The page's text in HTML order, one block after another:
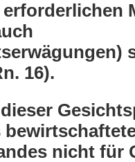
16).
nicht für